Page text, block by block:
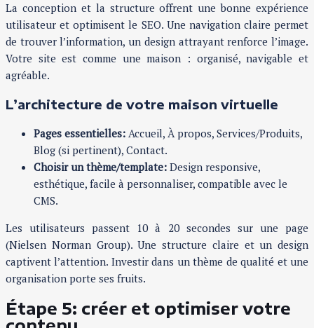
La conception et la structure offrent une bonne expérience
utilisateur et optimisent le SEO. Une navigation claire permet
de trouver l’information, un design attrayant renforce l’image.
Votre site est comme une maison : organisé, navigable et
agréable.
L’architecture de votre maison virtuelle
Pages essentielles: Accueil, À propos, Services/Produits,
Blog (si pertinent), Contact.
Choisir un thème/template: Design responsive,
esthétique, facile à personnaliser, compatible avec le
CMS.
Les utilisateurs passent 10 à 20 secondes sur une page
(Nielsen Norman Group). Une structure claire et un design
captivent l’attention. Investir dans un thème de qualité et une
organisation porte ses fruits.
Étape 5: créer et optimiser votre